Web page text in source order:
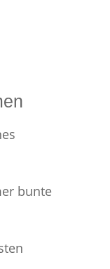
bunte